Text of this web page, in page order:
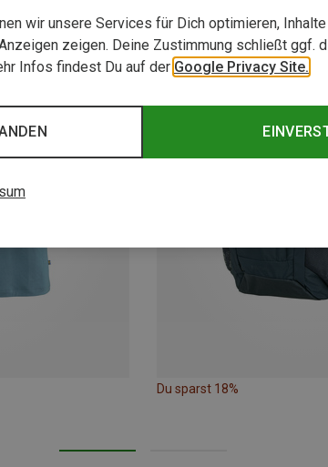
Du sparst 18%
wir unsere Services für Dich optimieren,
zeigen. Deine Zustimmung schließt ggf.
Infos findest Du auf der Google Privacy Site.